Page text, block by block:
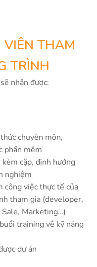
VIÊN THAM
TRÌNH
nhận được:
chuyên môn,
phần mềm
cặp, định hướng
nghiệm
công việc thực tế của
tham gia (developer,
Marketing…)
training về kỹ năng
dự án